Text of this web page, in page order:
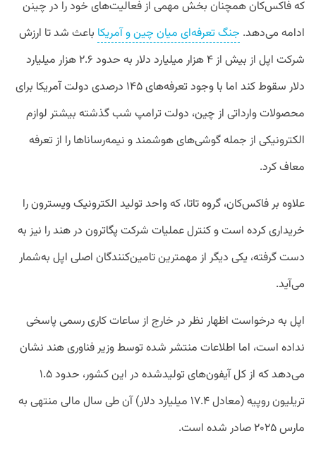
که فاکس‌کان همچنان بخش مهمی از فعالیت‌های خود را در چینن
ادامه می‌دهد. جنگ تعرفه‌ای میان چین و آمریکا باعث شد تا ارزش
شرکت اپل از بیش از ۴ هزار میلیارد دلار به حدود ۲.۶ هزار میلیارد
دلار سقوط کند اما با وجود تعرفه‌های ۱۴۵ درصدی دولت آمریکا برای
محصولات وارداتی از چین، دولت ترامپ شب گذشته بیشتر لوازم
الکترونیکی از جمله گوشی‌های هوشمند و نیمه‌رسانا‌ها را از تعرفه
معاف کرد.
علاوه بر فاکس‌کان، گروه تاتا، که واحد تولید الکترونیک ویسترون را
خریداری کرده است و کنترل عملیات شرکت پگاترون در هند را نیز به
دست گرفته، یکی دیگر از مهمترین تامین‌کنندگان اصلی اپل به‌شمار
می‌آید.
اپل به درخواست اظهار نظر در خارج از ساعات کاری رسمی پاسخی
نداده است، اما اطلاعات منتشر شده توسط وزیر فناوری هند نشان
می‌دهد که از کل آیفون‌های تولیدشده در این کشور، حدود ۱.۵
تریلیون روپیه (معادل ۱۷.۴ میلیارد دلار) آن طی سال مالی منتهی به
مارس ۲۰۲۵ صادر شده است.